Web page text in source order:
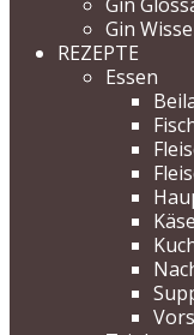
Gin
REZEPTE
Essen